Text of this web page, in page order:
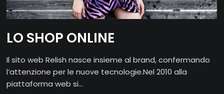
LO SHOP ONLINE
Il sito web Relish nasce insieme al brand, confermando
l’attenzione per le nuove tecnologie.Nel 2010 alla
piattaforma web si...